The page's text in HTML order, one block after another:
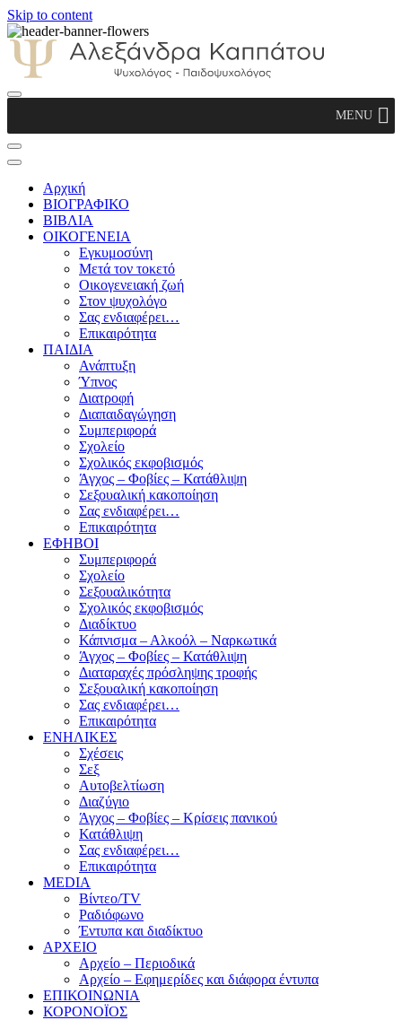
Skip to content
Παιδοψυχολόγος
MENU
Αρχική
ΒΙΟΓΡΑΦΙΚΟ
ΒΙΒΛΙΑ
ΟΙΚΟΓΕΝΕΙΑ
Εγκυμοσύνη
Μετά τον τοκετό
Οικογενειακή ζωή
Στον ψυχολόγο
Σας ενδιαφέρει…
Επικαιρότητα
ΠΑΙΔΙΑ
Ανάπτυξη
Ύπνος
Διατροφή
Διαπαιδαγώγηση
Συμπεριφορά
Σχολείο
Σχολικός εκφοβισμός
Άγχος – Φοβίες – Κατάθλιψη
Σεξουαλική κακοποίηση
Σας ενδιαφέρει…
Επικαιρότητα
ΕΦΗΒΟΙ
Συμπεριφορά
Σχολείο
Σεξουαλικότητα
Σχολικός εκφοβισμός
Διαδίκτυο
Κάπνισμα – Αλκοόλ – Ναρκωτικά
Άγχος – Φοβίες – Κατάθλιψη
Διαταραχές πρόσληψης τροφής
Σεξουαλική κακοποίηση
Σας ενδιαφέρει…
Επικαιρότητα
ΕΝΗΛΙΚΕΣ
Σχέσεις
Σεξ
Αυτοβελτίωση
Διαζύγιο
Άγχος – Φοβίες – Κρίσεις πανικού
Κατάθλιψη
Σας ενδιαφέρει…
Επικαιρότητα
MEDIA
Βίντεο/TV
Ραδιόφωνο
Έντυπα και διαδίκτυο
ΑΡΧΕΙΟ
Αρχείο – Περιοδικά
Αρχείο – Εφημερίδες και διάφορα έντυπα
ΕΠΙΚΟΙΝΩΝΙΑ
ΚΟΡΟΝΟΪΟΣ